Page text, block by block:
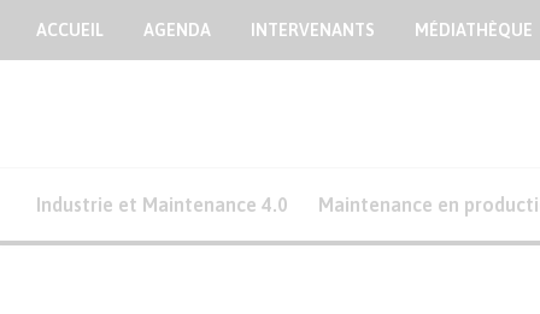
ACCUEIL AGENDA INTERVENANTS MÉDIATHÈQUE
Industrie et Maintenance 4.0 Maintenance en